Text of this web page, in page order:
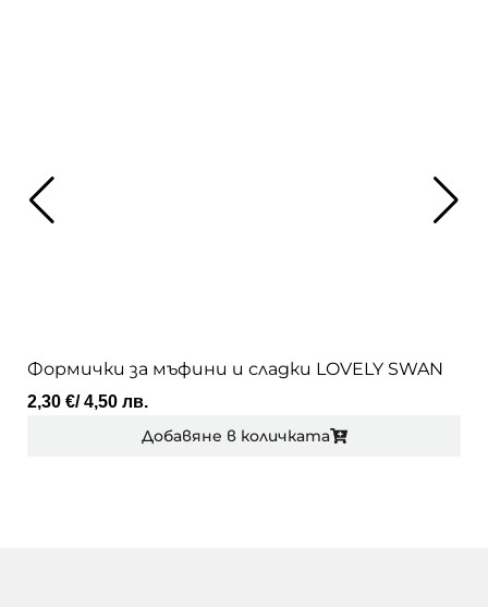
Формички за мъфини и сладки LOVELY SWAN
2,30 €/ 4,50 лв.
Добавяне в количката